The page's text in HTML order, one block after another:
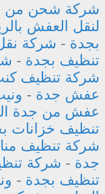
شركة شحن من
لنقل العفش
بجدة - شركة
تنظيف بجدة -
شركة تنظيف
عفش جدة -
عفش من جدة
تنظيف خزانات
شركة تنظيف
جدة - شركة
تنظيف بجدة -